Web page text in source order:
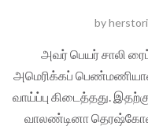
by
அவர் பெயர் சாலி
அமெரிக்கப்
வாய்ப்பு கிடைத்தது.
வாலண்டினா